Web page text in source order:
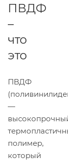
ПВДФ
–
что
это
ПВДФ
—
полимер,
который